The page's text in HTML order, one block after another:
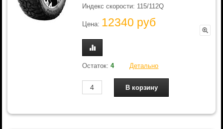
Индекс скорости: 115/112Q
Цена: 12340 руб
Остаток:4 Детально